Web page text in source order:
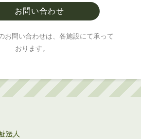
お問い合わせ
お問い合わせは、各施設にて承って
おります。